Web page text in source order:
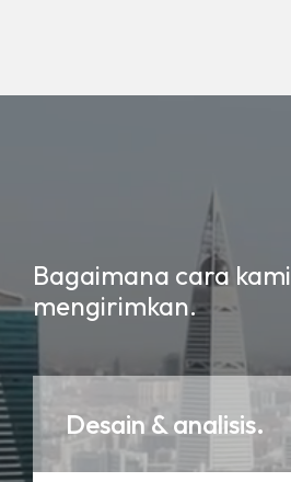
Bagaimana cara kami
mengirimkan.
Desain & analisis.